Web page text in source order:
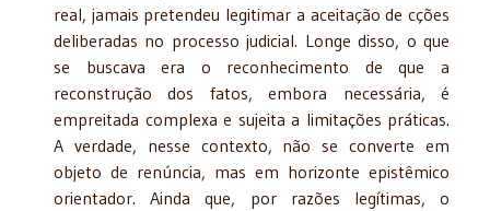
real, jamais pretendeu legitimar a aceitação de cções
deliberadas no processo judicial. Longe disso, o que
se buscava era o reconhecimento de que a
reconstrução dos fatos, embora necessária, é
empreitada complexa e sujeita a limitações práticas.
A verdade, nesse contexto, não se converte em
objeto de renúncia, mas em horizonte epistêmico
orientador. Ainda que, por razões legítimas, o